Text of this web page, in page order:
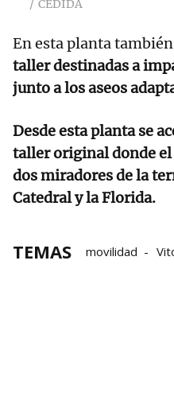
CEDIDA
En esta planta
taller destinadas a
junto a los aseos
Desde esta planta se
taller original donde
dos miradores de la
Catedral y la Florida.
TEMAS movilidad